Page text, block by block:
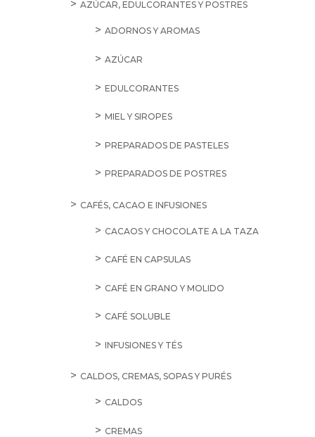
AZÚCAR, EDULCORANTES Y POSTRES
ADORNOS Y AROMAS
AZÚCAR
EDULCORANTES
MIEL Y SIROPES
PREPARADOS DE PASTELES
PREPARADOS DE POSTRES
CAFÉS, CACAO E INFUSIONES
CACAOS Y CHOCOLATE A LA TAZA
CAFÉ EN CAPSULAS
CAFÉ EN GRANO Y MOLIDO
CAFÉ SOLUBLE
INFUSIONES Y TÉS
CALDOS, CREMAS, SOPAS Y PURÉS
CALDOS
CREMAS